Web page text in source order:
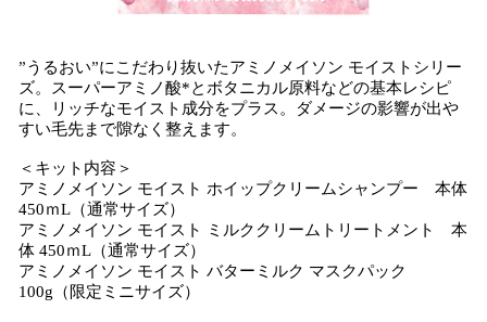
”うるおい”にこだわり抜いたアミノメイソン モイストシリー
ズ。スーパーアミノ酸*とボタニカル原料などの基本レシピ
に、リッチなモイスト成分をプラス。ダメージの影響が出や
すい毛先まで隙なく整えます。
＜キット内容＞
アミノメイソン モイスト ホイップクリームシャンプー 本体
450ｍL（通常サイズ）
アミノメイソン モイスト ミルククリームトリートメント 本
体 450ｍL（通常サイズ）
アミノメイソン モイスト バターミルク マスクパック
100g（限定ミニサイズ）